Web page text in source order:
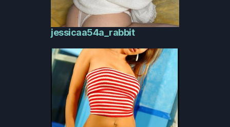
jessicaa54a_rabbit